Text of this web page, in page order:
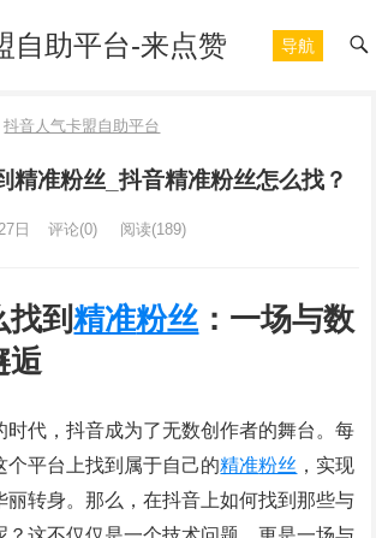
自助平台-来点赞 导航
抖音人气卡盟自助平台
精准粉丝_抖音精准粉丝怎么找？
日 评论(0) 阅读(189)
找到精准粉丝 ：一场与数
逅
时代，抖音成为了无数创作者的舞台。每
个平台上找到属于自己的精准粉丝 ，实现
丽转身。那么，在抖音上如何找到那些与